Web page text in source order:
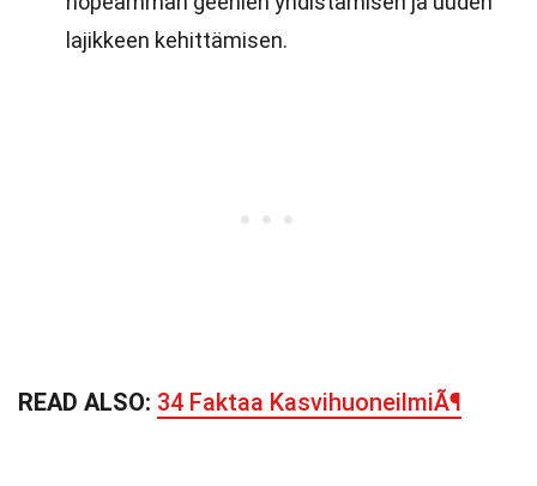
lajikkeen kehittämisen.
READ ALSO: 34 Faktaa KasvihuoneilmiÃ¶